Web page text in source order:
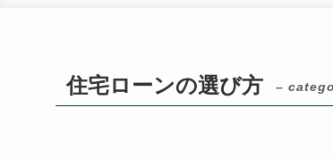
住宅ローンの選び方 –